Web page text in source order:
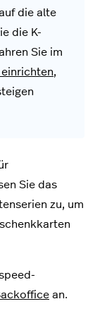
die alte
die K-
Sie im
,
Sie das
zu, um
an.